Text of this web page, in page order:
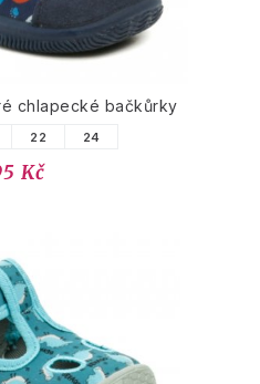
chlapecké bačkůrky
22 24
Kč